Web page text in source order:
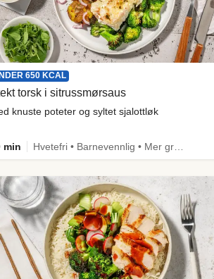
650 KCAL
torsk i sitrussmørsaus
knuste poteter og syltet sjalottløk
min Hvetefri • Barnevennlig • Mer grønt • Proteinrik • Under 50g karbo • Under 650 kcal • Kilde til fiber